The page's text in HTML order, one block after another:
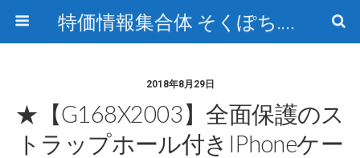
特価情報集合体 そくぽち.com
2018年8月29日
★【G168X2003】全面保護のス
トラップホール付きiPhoneケー